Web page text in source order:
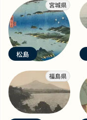
宮城県
松島
福島県